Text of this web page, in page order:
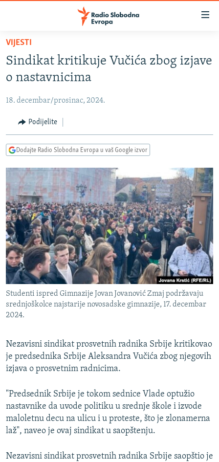
Pređite
glavni
sadržaj
na
navigaciju
Pređite
na
VIJESTI
KOSOVO
CRNA GORA
VIDEO
FOTOGALERIJE
INFOGRAFIKE
PODCASTI
RAT U UKRAJINI
KINA NA BALKANU
RSE PRIČE IZ SVIJETA
ISPRIČAJ MI
DNEVNO@RSE
SPECIJALI RSE
VIŠE OD NASLOVA
GENOCID U SREBRENICI
POPLAVE I KLIZIŠTA U BIH 2024.
POST SCRIPTUM
MOJA EVROPA
SVE KARTE DEJTONA
NASTANAK I RASPAD JUGOSLAVIJE
PRATITE NAS
VIJESTI
Sindikat kritikuje Vučića zbog izjave
o nastavnicima
18. decembar/prosinac, 2024.
Podijelite
Dodajte Radio Slobodna Evropa u vaš Google izvor
Studenti ispred Gimnazije Jovan Jovanović Zmaj podržavaju
srednjoškolce najstarije novosadske gimnazije, 17. decembar
2024.
Nezavisni sindikat prosvetnih radnika Srbije kritikovao
je predsednika Srbije Aleksandra Vučića zbog njegovih
izjava o prosvetnim radnicima.
"Predsednik Srbije je tokom sednice Vlade optužio
nastavnike da uvode politiku u srednje škole i izvode
maloletnu decu na ulicu i u proteste, što je zlonamerna
laž", naveo je ovaj sindikat u saopštenju.
Nezavisni sindikat prosvetnih radnika Srbije saopštio je